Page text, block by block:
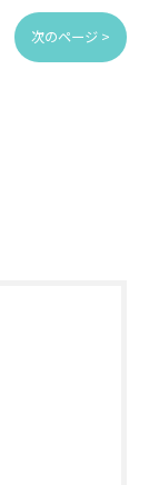
次のページ >